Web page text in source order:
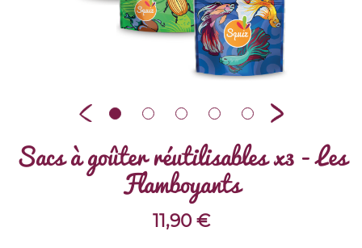
Sacs à goûter réutilisables x3 - Les
Flamboyants
11,90€